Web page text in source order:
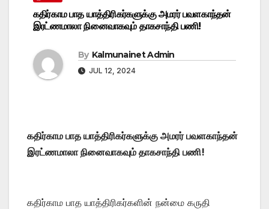
கதிர்காம பாத யாத்திரிகர்களுக்கு அமரர் பவளகாந்தன்
இரட்ணமாலா நினைவாகவும் தாகசாந்தி பணி!
By Kalmunainet Admin
JUL 12, 2024
கதிர்காம பாத யாத்திரிகர்களுக்கு அமரர் பவளகாந்தன்
இரட்ணமாலா நினைவாகவும் தாகசாந்தி பணி!
கதிர்காம பாத யாத்திரிகர்களின் நன்மை கருதி